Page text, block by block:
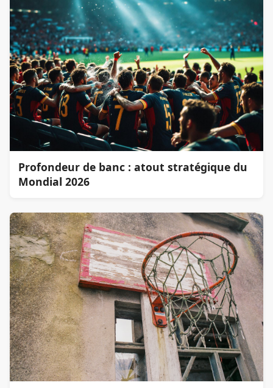
Profondeur de banc : atout stratégique du
Mondial 2026